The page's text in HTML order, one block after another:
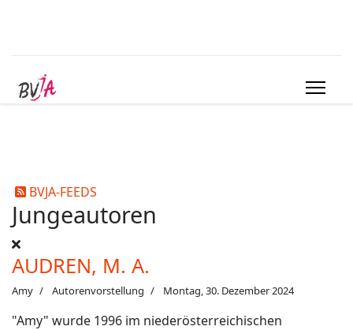
BVJA-FEEDS
Jungeautoren
AUDREN, M. A.
Amy Autorenvorstellung Montag, 30. Dezember 2024
"Amy" wurde 1996 im niederösterreichischen